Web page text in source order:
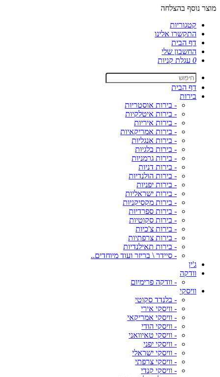
מוצר נוסף בהצלחה
קטגוריות
התקשרו אלינו
דף הבית
החשבון שלי
0 עגלת קניות
דף הבית
בירות
- בירות אוסטריות
- בירות איטלקיות
- בירות איריות
- בירות אמריקאיות
- בירות אנגליות
- בירות בלגיות
- בירות גרמניות
- בירות דניות
- בירות הולנדיות
- בירות יפניות
- בירות ישראליות
- בירות מקסיקניות
- בירות ספרדיות
- בירות סקוטיות
- בירות צ'כיות
- בירות צרפתיות
- בירות תאילנדיות
- סיידר \ בריזר ועוד מיוחדים..
ג'ין
וודקה
- וודקה פרימיום
וויסקי
- בלנדד סקוטי
- וויסקי אירי
- וויסקי אמריקאי
- וויסקי הודי
- וויסקי טאיוואני
- וויסקי יפני
- וויסקי ישראלי
- וויסקי צרפתי
- וויסקי קנדי